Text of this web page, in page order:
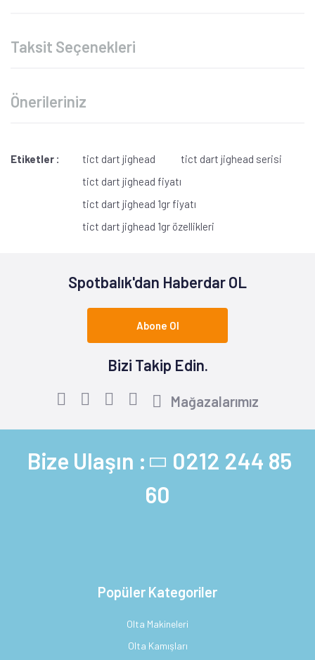
Taksit Seçenekleri
Önerileriniz
Etiketler : tict dart jighead
tict dart jighead serisi
tict dart jighead fiyatı
tict dart jighead 1gr fiyatı
tict dart jighead 1gr özellikleri
Spotbalık'dan Haberdar OL
Abone Ol
Bizi Takip Edin.
Mağazalarımız
Bize Ulaşın : 0212 244 85
60
Popüler Kategoriler
Olta Makineleri
Olta Kamışları